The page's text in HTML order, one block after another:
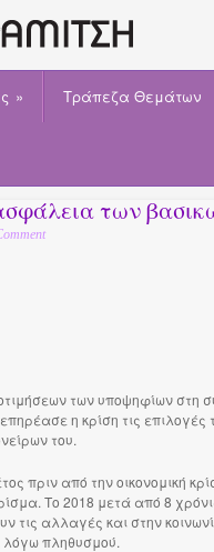
» Τράπεζα Θεμάτων
των
των υποψηφίων στη
η κρίση τις
του.
πριν από την οικονομική
Το 2018 μετά από 8
τις αλλαγές και στην
λόγω πληθυσμού.